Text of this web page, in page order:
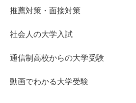
推薦対策・面接対策
社会人の大学入試
通信制高校からの大学受験
動画でわかる大学受験